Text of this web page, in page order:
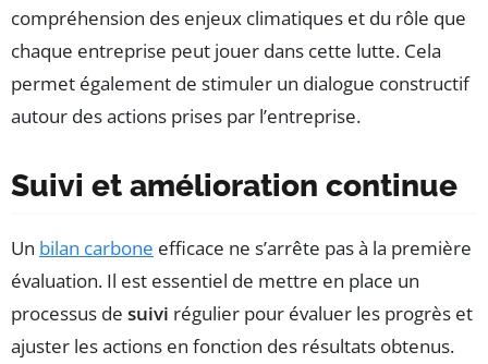
compréhension des enjeux climatiques et du rôle que
chaque entreprise peut jouer dans cette lutte. Cela
permet également de stimuler un dialogue constructif
autour des actions prises par l’entreprise.
Suivi et amélioration continue
Un bilan carbone efficace ne s’arrête pas à la première
évaluation. Il est essentiel de mettre en place un
processus de suivi régulier pour évaluer les progrès et
ajuster les actions en fonction des résultats obtenus.